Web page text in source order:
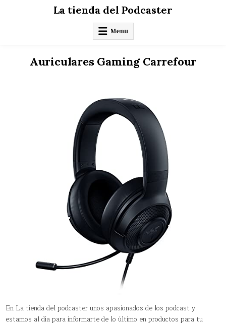
La tienda del Podcaster
Menu
Auriculares Gaming Carrefour
En La tienda del podcaster unos apasionados de los podcast y
estamos al día para informarte de lo último en productos para tu